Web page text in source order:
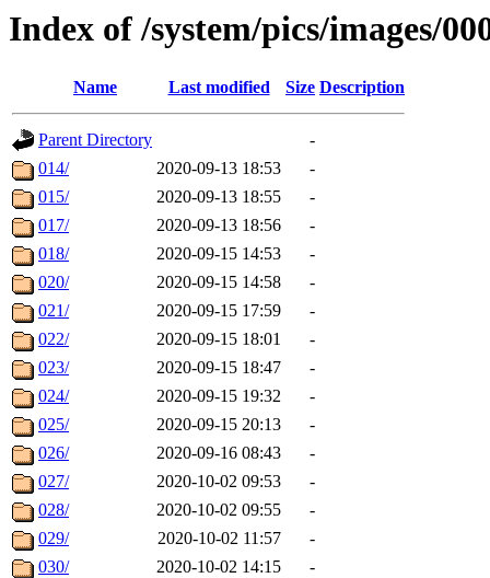
Index of /system/pics/images/
Name Last modified Size Description
Parent Directory
-
014/
2020-09-13 18:53
-
015/
2020-09-13 18:55
-
017/
2020-09-13 18:56
-
018/
2020-09-15 14:53
-
020/
2020-09-15 14:58
-
021/
2020-09-15 17:59
-
022/
2020-09-15 18:01
-
023/
2020-09-15 18:47
-
024/
2020-09-15 19:32
-
025/
2020-09-15 20:13
-
026/
2020-09-16 08:43
-
027/
2020-10-02 09:53
-
028/
2020-10-02 09:55
-
029/
2020-10-02 11:57
-
030/
2020-10-02 14:15
-